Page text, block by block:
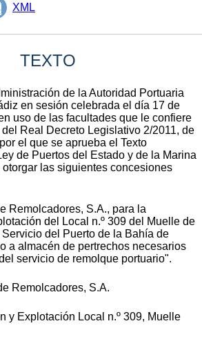
XML
TEXTO
de la Autoridad Portuaria
en sesión celebrada el día 17 de
uso de las facultades que le confiere
Real Decreto Legislativo 2/2011, de
el que se aprueba el Texto
de Puertos del Estado y de la Marina
otorgar las siguientes concesiones
Remolcadores, S.A., para la
del Local n.º 309 del Muelle de
Servicio del Puerto de la Bahía de
a almacén de pertrechos necesarios
servicio de remolque portuario".
Remolcadores, S.A.
y Explotación Local n.º 309, Muelle